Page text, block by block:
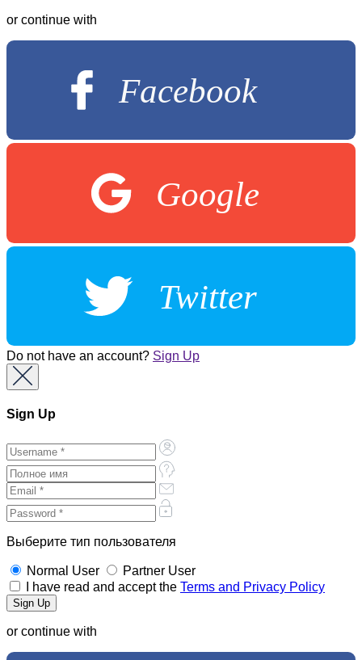
or continue with
Facebook
Google
Twitter
Do not have an account? Sign Up
Sign Up
Выберите тип пользователя
Normal User
Partner User
I have read and accept the Terms and Privacy Policy
or continue with